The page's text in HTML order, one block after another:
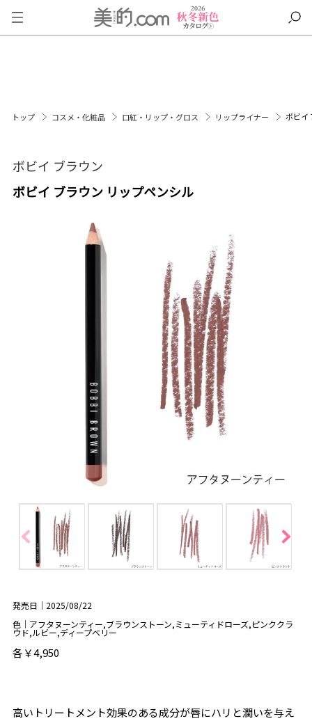
トップ コスメ・化粧品 口紅・リップ・グロス リップライナー ボビイ
ボビイ ブラウン
ボビイ ブラウン リップペンシル
発売日｜2025/08/22
色｜アフタヌーンティー,ブラウンストーン,ミューティドローズ,ピンククラ
ウド,ルビー,ディープベリー
各￥4,950
高いトリートメント効果のある成分が唇にハリと潤いを与え